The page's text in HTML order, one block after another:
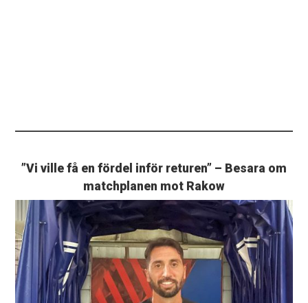
”Vi ville få en fördel inför returen” – Besara om
matchplanen mot Rakow